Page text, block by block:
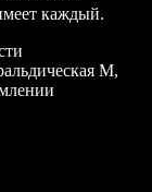
каждый.
М,